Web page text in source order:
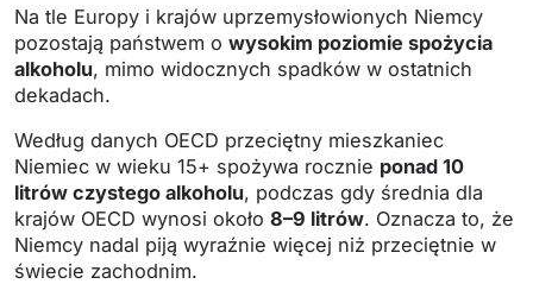
Na tle Europy i krajów uprzemysłowionych Niemcy
pozostają państwem o wysokim poziomie spożycia
alkoholu, mimo widocznych spadków w ostatnich
dekadach.
Według danych OECD przeciętny mieszkaniec
Niemiec w wieku 15+ spożywa rocznie ponad 10
litrów czystego alkoholu, podczas gdy średnia dla
krajów OECD wynosi około 8–9 litrów. Oznacza to, że
Niemcy nadal piją wyraźnie więcej niż przeciętnie w
świecie zachodnim.